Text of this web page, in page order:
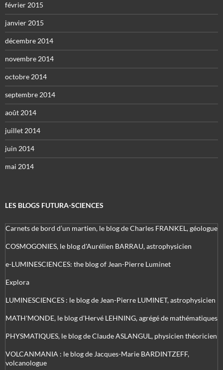
février 2015
janvier 2015
décembre 2014
novembre 2014
octobre 2014
septembre 2014
août 2014
juillet 2014
juin 2014
mai 2014
LES BLOGS FUTURA-SCIENCES
Carnets de bord d’un martien, le blog de Charles FRANKEL, géologue
COSMOGONIES, le blog d'Aurélien BARRAU, astrophysicien
e-LUMINESCIENCES: the blog of Jean-Pierre Luminet
Explora
LUMINESCIENCES : le blog de Jean-Pierre LUMINET, astrophysicien
MATH'MONDE, le blog d'Hervé LEHNING, agrégé de mathématiques
PHYSMATIQUES, le blog de Claude ASLANGUL, physicien théoricien
VOLCANMANIA : le blog de Jacques-Marie BARDINTZEFF,
volcanologue